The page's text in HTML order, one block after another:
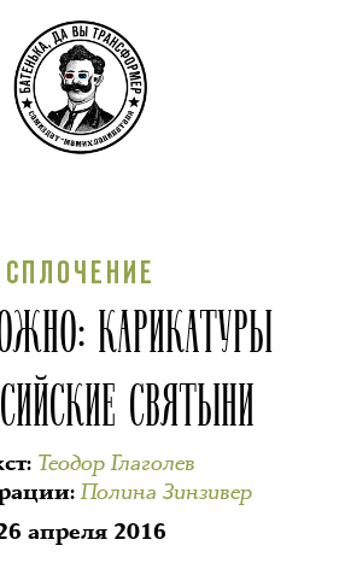
СПЛОЧЕНИЕ
КАРИКАТУРЫ
СВЯТЫНИ
: Теодор Глаголев
:Полина Зинзивер
апреля 2016